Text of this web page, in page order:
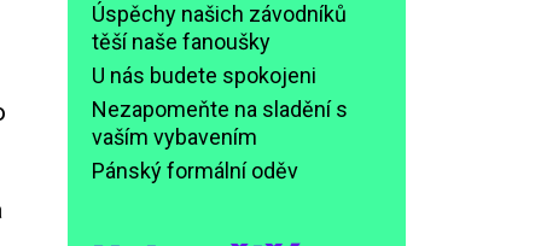
Úspěchy našich závodníků
těší naše fanoušky
U nás budete spokojeni
Nezapomeňte na sladění s
vaším vybavením
Pánský formální oděv